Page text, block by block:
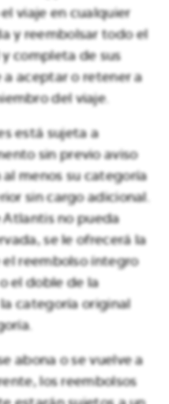
viaje en cualquier
y reembolsar todo el
completa de sus
a aceptar o retener a
del viaje.
está sujeta a
sin previo aviso
menos su categoría
sin cargo adicional.
Atlantis no pueda
se le ofrecerá la
reembolso íntegro
el doble de la
categoría original
abona o se vuelve a
los reembolsos